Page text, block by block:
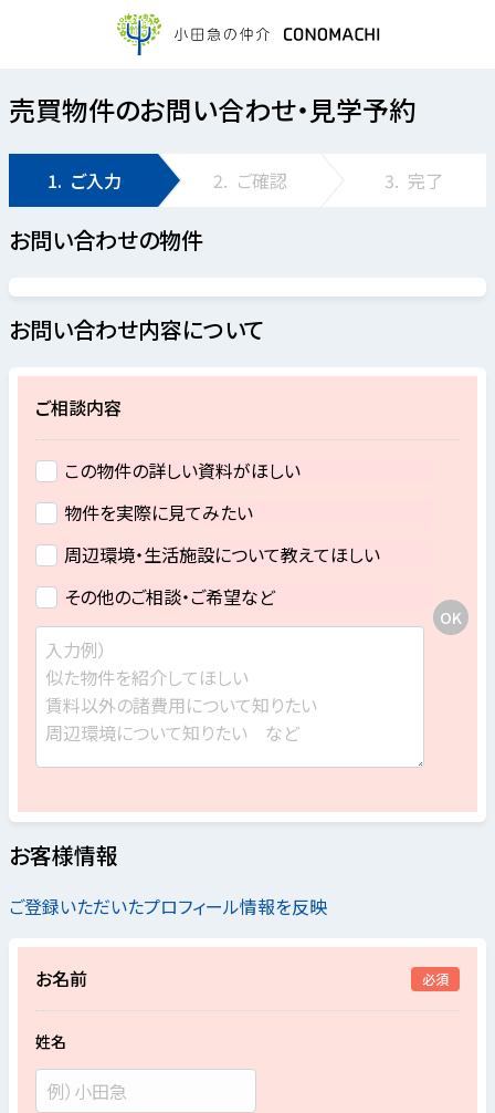
売買物件のお問い合わせ・見学予約
1. ご入力 2. ご確認 3. 完了
お問い合わせの物件
お問い合わせ内容について
ご相談内容
この物件の詳しい資料がほしい
物件を実際に見てみたい
周辺環境・生活施設について教えてほしい
その他のご相談・ご希望など
お客様情報
ご登録いただいたプロフィール情報を反映
お名前 必須
姓名